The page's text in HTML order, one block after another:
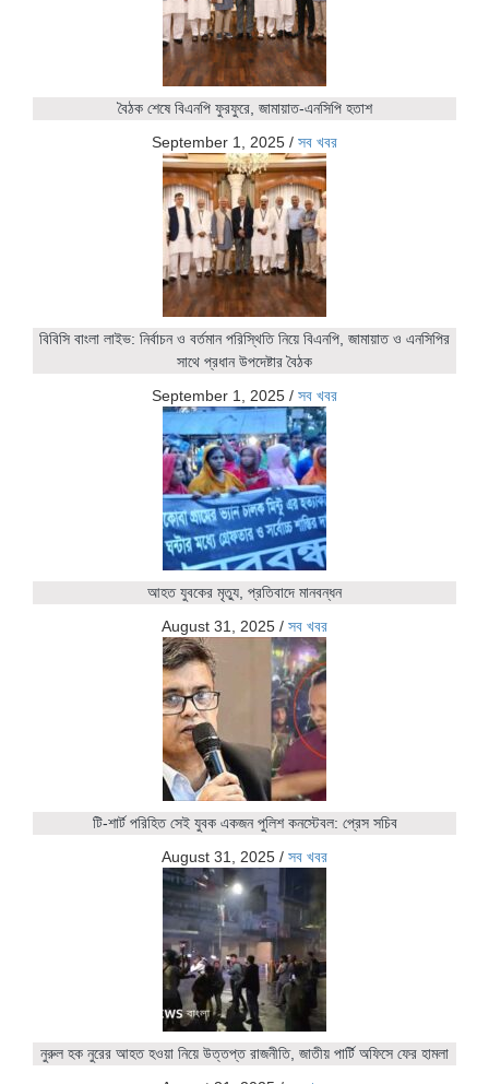
বৈঠক শেষে বিএনপি ফুরফুরে, জামায়াত-এনসিপি হতাশ
September 1, 2025 / সব খবর
বিবিসি বাংলা লাইভ: নির্বাচন ও বর্তমান পরিস্থিতি নিয়ে বিএনপি, জামায়াত ও এনসিপির
সাথে প্রধান উপদেষ্টার বৈঠক
September 1, 2025 / সব খবর
আহত যুবকের মৃত্যু, প্রতিবাদে মানবন্ধন
August 31, 2025 / সব খবর
টি-শার্ট পরিহিত সেই যুবক একজন পুলিশ কনস্টেবল: প্রেস সচিব
August 31, 2025 / সব খবর
নুরুল হক নুরের আহত হওয়া নিয়ে উত্তপ্ত রাজনীতি, জাতীয় পার্টি অফিসে ফের হামলা